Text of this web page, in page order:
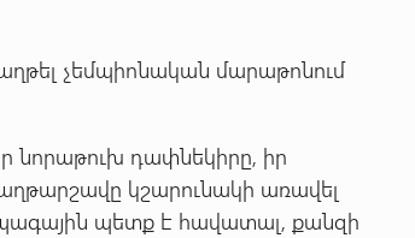
չեմպիոնական մարաթոնում
նորաթուխ դափնեկիրը, իր
կշարունակի առավել
պետք է հավատալ, քանզի